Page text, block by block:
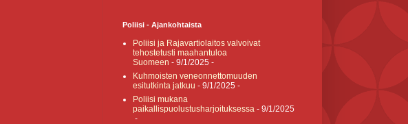
Poliisi - Ajankohtaista
Poliisi ja Rajavartiolaitos valvoivat
tehostetusti maahantuloa
Suomeen - 9/1/2025 -
Kuhmoisten veneonnettomuuden
esitutkinta jatkuu - 9/1/2025 -
Poliisi mukana
paikallispuolustusharjoituksessa - 9/1/2025
-